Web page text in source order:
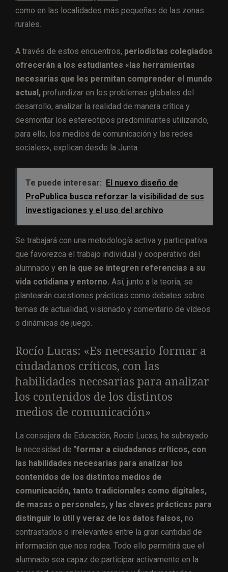
como en las localidades más pequeñas de las zonas
rurales.
A través de estos encuentros, periodistas colegiados
ofrecerán a los estudiantes «las herramientas
necesarias que les permitan comprender el mundo
actual, profundizar en los problemas globales del
desarrollo, analizar la realidad de manera crítica y
desmontar los estereotipos predominantes utilizando,
para ello, los medios de comunicación y las redes
sociales», explican desde la Junta.
Te puede interesar:
El nuevo diseño de
ProPublica busca reforzar la visibilidad de sus
investigaciones y el uso del archivo
Se trabajará con una metodología activa y participativa
que favorezca el trabajo individual y cooperativo del
alumnado y en la que se integren referencias a su
vida cotidiana y entorno. Así, junto a la teoría, se
plantearán cuestiones prácticas como debates sobre
temas de actualidad, visionado y comentario de vídeos
o dinámicas de juego.
Rocío Lucas: «Es necesario formar a
ciudadanos críticos, con las
habilidades necesarias para analizar
los contenidos de los distintos
medios de comunicación»
La consejera de Educación, Rocío Lucas, ha subrayado
la necesidad de “formar a ciudadanos críticos, con
las habilidades necesarias para analizar los
contenidos de los distintos medios de
comunicación, tanto tradicionales como digitales,
de masas o personales, y las claves prácticas para
distinguir lo útil y veraz de los datos falsos, no
contrastados o irrelevantes entre la gran cantidad de
información que nos rodea. Todo ello permitirá que el
alumnado sea capaz de participar activamente en la